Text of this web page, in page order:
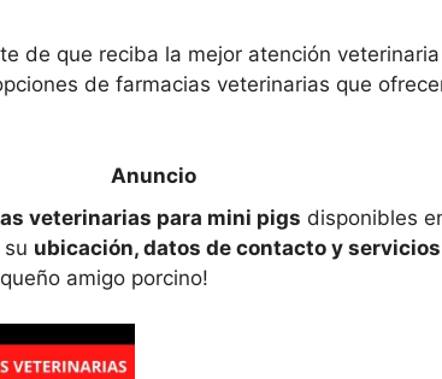
de que reciba la mejor atención
de farmacias veterinarias que
veterinarias para mini pigs disponibles
ubicación, datos de contacto y
amigo porcino!